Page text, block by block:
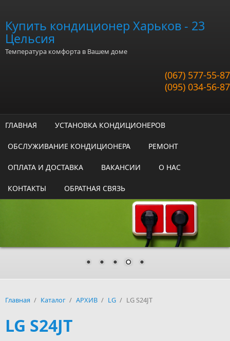
Купить кондиционер Харьков - 23
Цельсия
Температура комфорта в Вашем доме
(067) 577-55-87
(095) 034-56-87
ГЛАВНАЯ УСТАНОВКА КОНДИЦИОНЕРОВ
ОБСЛУЖИВАНИЕ КОНДИЦИОНЕРА РЕМОНТ
ОПЛАТА И ДОСТАВКА ВАКАНСИИ О НАС
КОНТАКТЫ ОБРАТНАЯ СВЯЗЬ
Главная / Каталог / АРХИВ / LG / LG S24JT
LG S24JT